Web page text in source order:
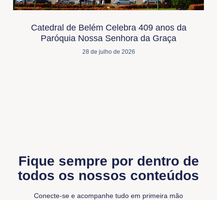
Catedral de Belém Celebra 409 anos da
Paróquia Nossa Senhora da Graça
28 de julho de 2026
Fique sempre por dentro de
todos os nossos conteúdos
Conecte-se e acompanhe tudo em primeira mão